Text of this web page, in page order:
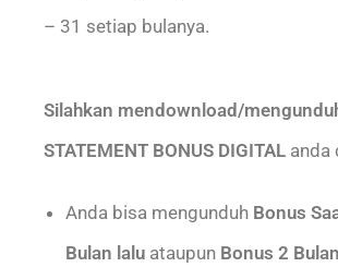
– 31 setiap bulanya.
Silahkan mendownload/
STATEMENT BONUS DIGITAL anda
Anda bisa mengunduh Bonus
Bulan lalu ataupun Bonus 2